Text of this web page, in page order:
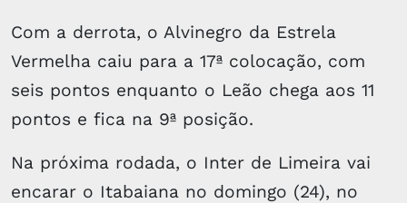
Com a derrota, o Alvinegro da Estrela
Vermelha caiu para a 17ª colocação, com
seis pontos enquanto o Leão chega aos 11
pontos e fica na 9ª posição.
Na próxima rodada, o Inter de Limeira vai
encarar o Itabaiana no domingo (24), no